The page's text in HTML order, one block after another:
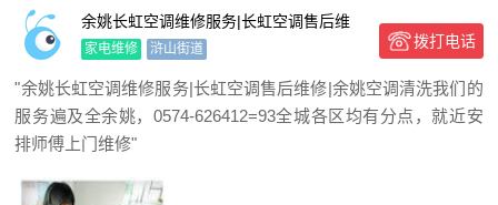
余姚长虹空调维修服务|长虹空调售后维
修|余姚空调清洗
家电维修 浒山街道 拨打电话
"余姚长虹空调维修服务|长虹空调售后维修|余姚空调清洗我们的
服务遍及全余姚，0574-626412=93全城各区均有分点，就近安
排师傅上门维修"